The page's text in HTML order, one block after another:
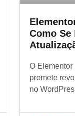
Como Se
O Elementor
promete
no